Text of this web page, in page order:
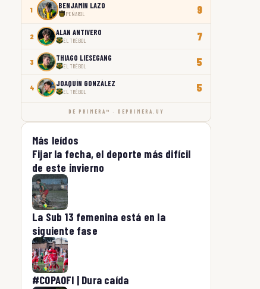
1 BENJAMÍN LAZO
PEÑAROL 9
2 ALAN ANTIVERO
EL TRÉBOL 7
3 THIAGO LIESEGANG
EL TRÉBOL 5
4 JOAQUÍN GONZÁLEZ
EL TRÉBOL 5
DE PRIMERA™ · DEPRIMERA.UY
Más leídos
Fijar la fecha, el deporte más difícil
de este invierno
La Sub 13 femenina está en la
siguiente fase
#COPAOFI | Dura caída